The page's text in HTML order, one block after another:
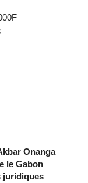
Onanga
le Gabon
juridiques